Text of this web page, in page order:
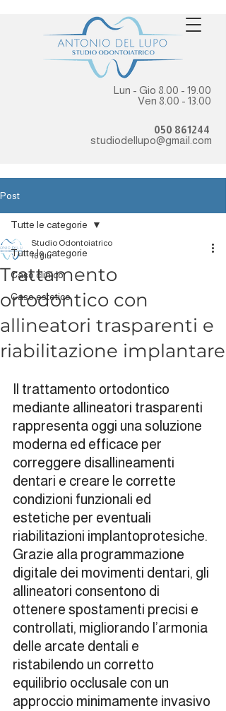
Lun - Gio 8.00 - 19.00
Ven 8.00 - 13.00
050 861244
studiodellupo@gmail.com
Post
Tutte le categorie
Caso clinico
Caso estetico
Tutte le categorie
Trattamento
ortodontico con
allineatori trasparenti e
riabilitazione implantare
Studio Odontoiatrico
16 giu
Il trattamento ortodontico
mediante allineatori trasparenti
rappresenta oggi una soluzione
moderna ed efficace per
correggere disallineamenti
dentari e creare le corrette
condizioni funzionali ed
estetiche per eventuali
riabilitazioni implantoprotesiche.
Grazie alla programmazione
digitale dei movimenti dentari, gli
allineatori consentono di
ottenere spostamenti precisi e
controllati, migliorando l’armonia
delle arcate dentali e
ristabilendo un corretto
equilibrio occlusale con un
approccio minimamente invasivo